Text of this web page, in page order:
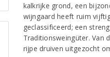
kalkrijke grond, een
wijngaard heeft ruim
geclassificeerd; een
Traditionsweingüter. Van
rijpe druiven uitgezocht